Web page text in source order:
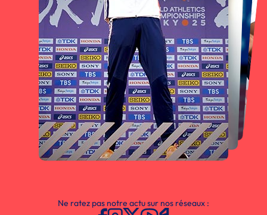
Ne ratez pas notre actu sur nos réseaux :